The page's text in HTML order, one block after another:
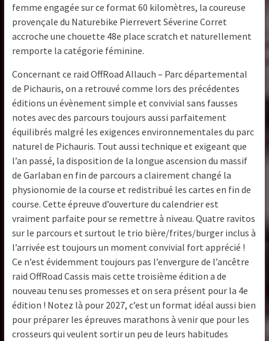
femme engagée sur ce format 60 kilomètres, la coureuse
provençale du Naturebike Pierrevert Séverine Corret
accroche une chouette 48e place scratch et naturellement
remporte la catégorie féminine.
Concernant ce raid OffRoad Allauch – Parc départemental
de Pichauris, on a retrouvé comme lors des précédentes
éditions un évènement simple et convivial sans fausses
notes avec des parcours toujours aussi parfaitement
équilibrés malgré les exigences environnementales du parc
naturel de Pichauris. Tout aussi technique et exigeant que
l’an passé, la disposition de la longue ascension du massif
de Garlaban en fin de parcours a clairement changé la
physionomie de la course et redistribué les cartes en fin de
course. Cette épreuve d’ouverture du calendrier est
vraiment parfaite pour se remettre à niveau. Quatre ravitos
sur le parcours et surtout le trio bière/frites/burger inclus à
l’arrivée est toujours un moment convivial fort apprécié !
Ce n’est évidemment toujours pas l’envergure de l’ancêtre
raid OffRoad Cassis mais cette troisième édition a de
nouveau tenu ses promesses et on sera présent pour la 4e
édition ! Notez là pour 2027, c’est un format idéal aussi bien
pour préparer les épreuves marathons à venir que pour les
crosseurs qui veulent sortir un peu de leurs habitudes